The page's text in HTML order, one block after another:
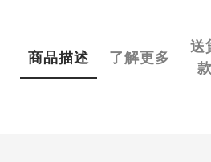
商品描述 了解更多
送